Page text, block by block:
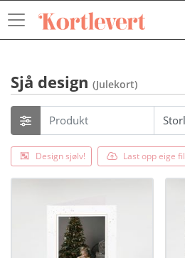
Sjå design (Julekort)
Design sjølv! Last opp eige fil